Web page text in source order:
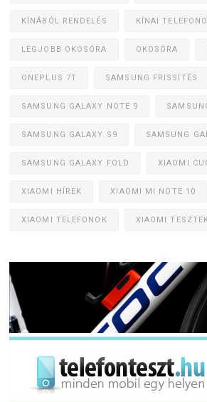
KÍNÁBÓL RENDELÉS KÍNAI
LEGJOBB OKOSÓRA OKOSÓRA
ONEPLUS 7T SAMSUNG FRISSÍTÉS
SAMSUNG GALAXY NOTE 9
SAMSUNG GALAXY S9 SAMSUNG
SAMSUNG GALAXY FOLD XIAOMI
XIAOMI HÍREK XIAOMI MI NOTE 10
XIAOMI TELEFONOK XIAOMI